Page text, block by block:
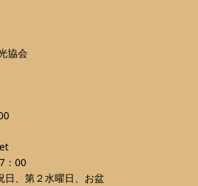
協会
：00
日、第２水曜日、お盆